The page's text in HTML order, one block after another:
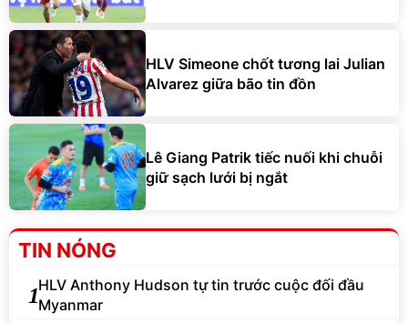
HLV Simeone chốt tương lai Julian
Alvarez giữa bão tin đồn
Lê Giang Patrik tiếc nuối khi chuỗi
giữ sạch lưới bị ngắt
TIN NÓNG
1HLV Anthony Hudson tự tin trước cuộc đối đầu
Myanmar